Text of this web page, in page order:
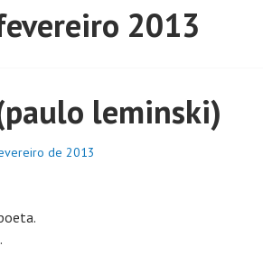
2013
leminski)
de 2013